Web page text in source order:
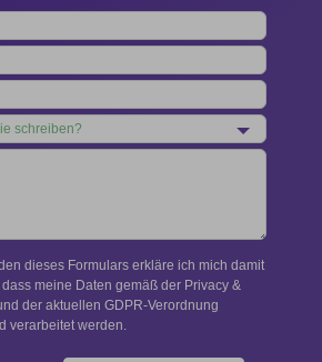
dieses Formulars erkläre ich mich damit
meine Daten gemäß der Privacy &
der aktuellen GDPR-Verordnung
verarbeitet werden.